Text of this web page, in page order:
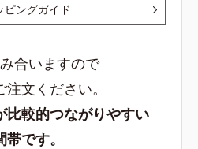
ピングガイド
合いますので
文ください。
比較的つながりやすい
帯です。